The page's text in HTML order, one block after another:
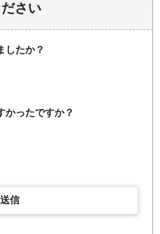
さい
したか？
かったですか？
送信